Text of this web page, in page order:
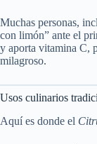
Muchas personas,
con limón” ante el
y aporta vitamina C,
milagroso.
Usos culinarios
Aquí es donde el